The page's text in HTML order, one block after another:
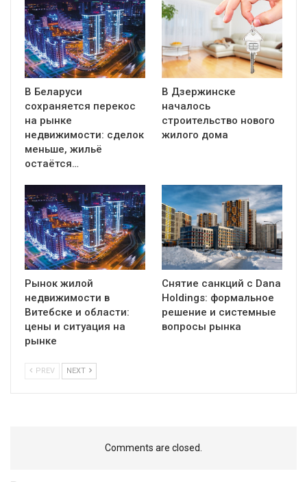
В Беларуси
сохраняется перекос
на рынке
недвижимости: сделок
меньше, жильё
остаётся…
В Дзержинске
началось
строительство нового
жилого дома
Рынок жилой
недвижимости в
Витебске и области:
цены и ситуация на
рынке
Снятие санкций с Dana
Holdings: формальное
решение и системные
вопросы рынка
PREV NEXT
Comments are closed.